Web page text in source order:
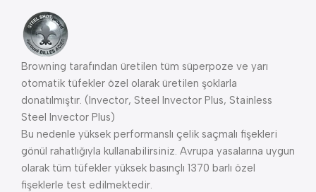
Browning tarafından üretilen tüm süperpoze ve yarı
otomatik tüfekler özel olarak üretilen şoklarla
donatılmıştır. (Invector, Steel Invector Plus, Stainless
Steel Invector Plus)
Bu nedenle yüksek performanslı çelik saçmalı fişekleri
gönül rahatlığıyla kullanabilirsiniz. Avrupa yasalarına uygun
olarak tüm tüfekler yüksek basınçlı 1370 barlı özel
fişeklerle test edilmektedir.